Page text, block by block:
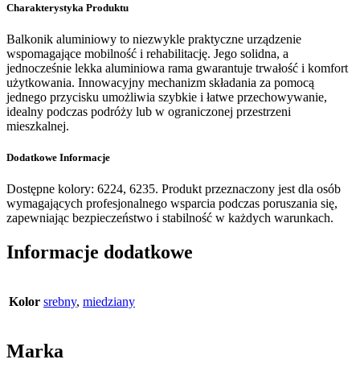
Charakterystyka Produktu
Balkonik aluminiowy to niezwykle praktyczne urządzenie
wspomagające mobilność i rehabilitację. Jego solidna, a
jednocześnie lekka aluminiowa rama gwarantuje trwałość i komfort
użytkowania. Innowacyjny mechanizm składania za pomocą
jednego przycisku umożliwia szybkie i łatwe przechowywanie,
idealny podczas podróży lub w ograniczonej przestrzeni
mieszkalnej.
Dodatkowe Informacje
Dostępne kolory: 6224, 6235. Produkt przeznaczony jest dla osób
wymagających profesjonalnego wsparcia podczas poruszania się,
zapewniając bezpieczeństwo i stabilność w każdych warunkach.
Informacje dodatkowe
Kolor srebny, miedziany
Marka